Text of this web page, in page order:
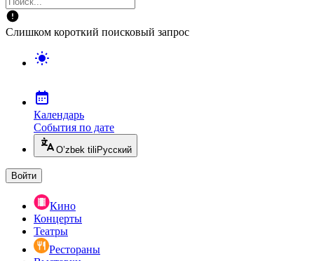
Слишком короткий поисковый запрос
Календарь
События по дате
O’zbek tili Русский
Войти
Кино
Концерты
Театры
Рестораны